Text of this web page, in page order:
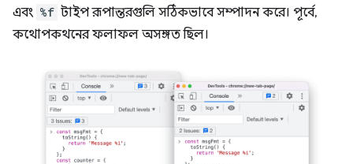
এবং %f টাইপ রূপান্তরগুলি সঠিকভাবে সম্পাদন করে। পূর্বে,
কথোপকথনের ফলাফল অসঙ্গত ছিল।